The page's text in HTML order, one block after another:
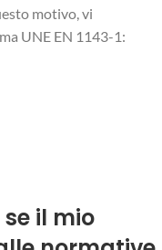
motivo, vi
UNE EN 1143-1:
il mio